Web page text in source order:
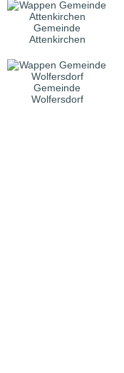
Gemeinde
Attenkirchen
Gemeinde
Wolfersdorf